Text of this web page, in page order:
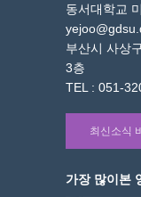
동서대학교
부산시 사상
3층
TEL : 051-
최신소식
가장 많이본